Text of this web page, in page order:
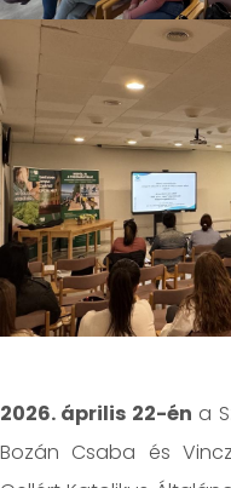
2026. április 22-én a
Bozán Csaba és